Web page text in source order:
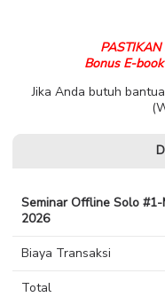
Bonus E-
Jika Anda butuh
Seminar Offline Solo
2026
Biaya Transaksi
Total